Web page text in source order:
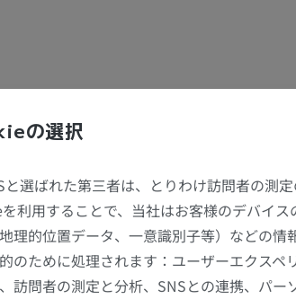
の選択
と選ばれた第三者は、とりわけ訪問者の測
利用することで、当社はお客様のデバイ
理的位置データ、一意識別子等）などの
のために処理されます：ユーザーエクス
訪問者の測定と分析、SNSとの連携、パ